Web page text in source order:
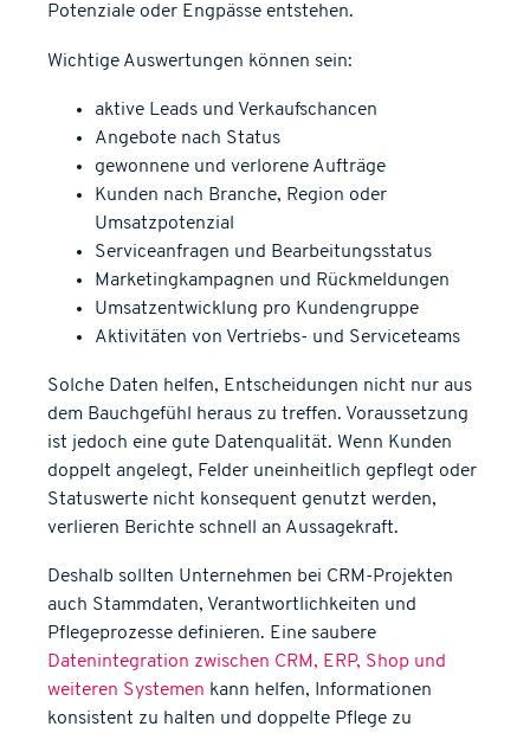
Potenziale oder Engpässe entstehen.
Wichtige Auswertungen können sein:
aktive Leads und Verkaufschancen
Angebote nach Status
gewonnene und verlorene Aufträge
Kunden nach Branche, Region oder
Umsatzpotenzial
Serviceanfragen und Bearbeitungsstatus
Marketingkampagnen und Rückmeldungen
Umsatzentwicklung pro Kundengruppe
Aktivitäten von Vertriebs- und Serviceteams
Solche Daten helfen, Entscheidungen nicht nur aus
dem Bauchgefühl heraus zu treffen. Voraussetzung
ist jedoch eine gute Datenqualität. Wenn Kunden
doppelt angelegt, Felder uneinheitlich gepflegt oder
Statuswerte nicht konsequent genutzt werden,
verlieren Berichte schnell an Aussagekraft.
Deshalb sollten Unternehmen bei CRM-Projekten
auch Stammdaten, Verantwortlichkeiten und
Pflegeprozesse definieren. Eine saubere
Datenintegration zwischen CRM, ERP, Shop und
weiteren Systemen kann helfen, Informationen
konsistent zu halten und doppelte Pflege zu